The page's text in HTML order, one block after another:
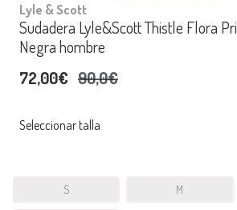
Lyle & Scott
Sudadera Lyle&Scott Thistle Flora
Negra hombre
72,00€ 90,0€
Seleccionar talla
S M